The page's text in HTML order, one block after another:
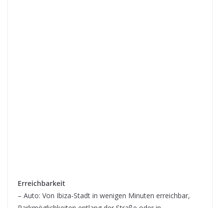
Erreichbarkeit
– Auto: Von Ibiza-Stadt in wenigen Minuten erreichbar,